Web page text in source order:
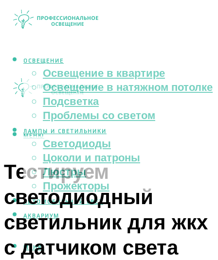
ОСВЕЩЕНИЕ
Освещение в квартире
Освещение в натяжном потолке
Подсветка
Проблемы со светом
ЛАМПЫ И СВЕТИЛЬНИКИ
Светодиоды
Цоколи и патроны
Люстры
Прожекторы
АВТОМОБИЛЬНЫЙ СВЕТ
АКВАРИУМ
МЕНЮ
МЕНЮ
Тестируем
светодиодный
светильник для жкх
с датчиком света